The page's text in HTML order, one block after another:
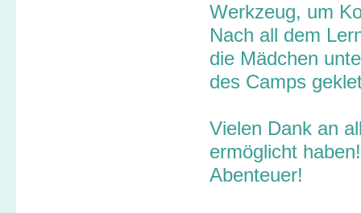
Werkzeug, um
Nach all dem
die Mädchen
des Camps
Vielen Dank an
ermöglicht
Abenteuer!